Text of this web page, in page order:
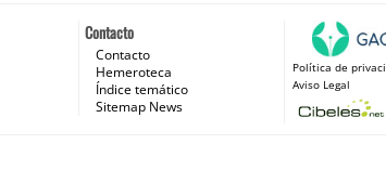
Contacto
Contacto
Hemeroteca
Índice temático
Sitemap News
Política de
Aviso Legal